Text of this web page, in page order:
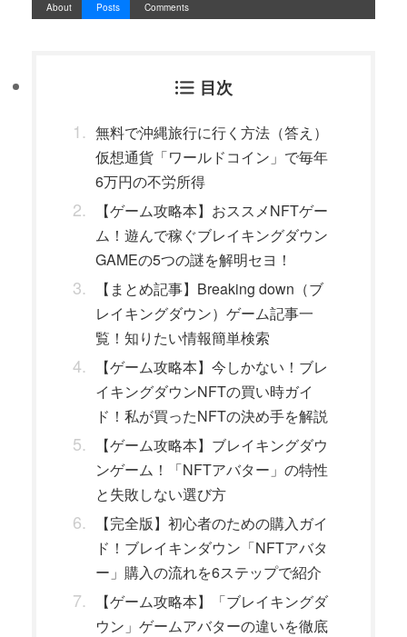
About
Posts
Comments
目次
無料で沖縄旅行に行く方法（答え）
仮想通貨「ワールドコイン」で毎年
6万円の不労所得
【ゲーム攻略本】おススメNFTゲー
ム！遊んで稼ぐブレイキングダウン
GAMEの5つの謎を解明セヨ！
【まとめ記事】Breaking down（ブ
レイキングダウン）ゲーム記事一
覧！知りたい情報簡単検索
【ゲーム攻略本】今しかない！ブレ
イキングダウンNFTの買い時ガイ
ド！私が買ったNFTの決め手を解説
【ゲーム攻略本】ブレイキングダウ
ンゲーム！「NFTアバター」の特性
と失敗しない選び方
【完全版】初心者のための購入ガイ
ド！ブレイキンダウン「NFTアバタ
ー」購入の流れを6ステップで紹介
【ゲーム攻略本】「ブレイキングダ
ウン」ゲームアバターの違いを徹底